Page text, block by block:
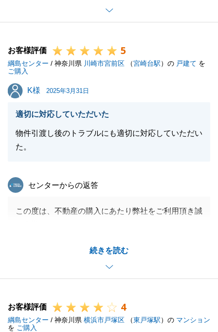
今度もなにかあればいつでもご連絡ください。
よろしくお願い申し上げます。
閉じる
お客様評価 5
綱島センター / 神奈川県 川崎市宮前区 （宮崎台駅）の 戸建て を
ご購入
K様
K様 2025年3月31日
適切に対応していただいた
物件引渡し後のトラブルにも適切に対応していただい
た。
続きを読む
東急リバブル
センターからの返答
この度は、不動産の購入にあたり弊社をご利用頂き誠
できておらずご迷惑をおかけしてしまい申し訳ござい
また何かお手伝いできることがありましたらお声がけ
お客様評価 4
綱島センター / 神奈川県 横浜市戸塚区 （東戸塚駅）の マンション
を ご購入